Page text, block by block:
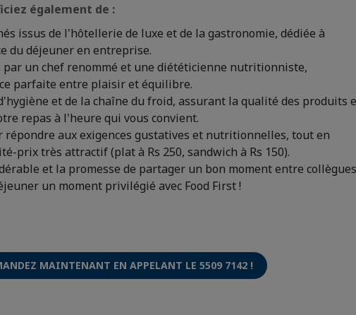
également de :
issus de l'hôtellerie de luxe et de la gastronomie, dédiée à
du déjeuner en entreprise.
par un chef renommé et une diététicienne nutritionniste,
parfaite entre plaisir et équilibre.
et de la chaîne du froid, assurant la qualité des produits
repas à l'heure qui vous convient.
répondre aux exigences gustatives et nutritionnelles, tout en
prix très attractif (plat à Rs 250, sandwich à Rs 150).
et la promesse de partager un bon moment entre
un moment privilégié avec Food First !
MAINTENANT EN APPELANT LE 5509 7142 !